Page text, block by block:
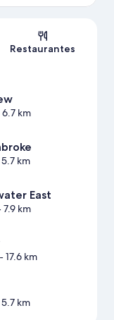
Restaurantes
km
km
East
km
17.6 km
km